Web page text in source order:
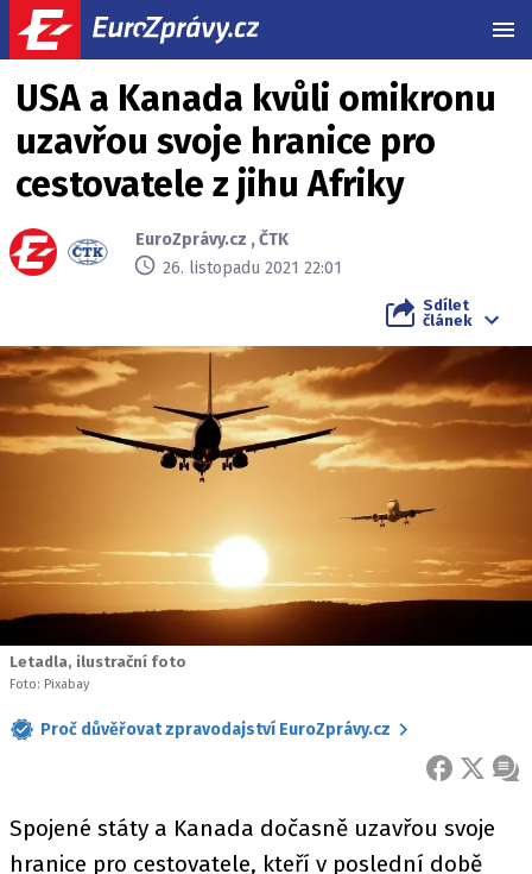
USA a Kanada kvůli omikronu
uzavřou svoje hranice pro
cestovatele z jihu Afriky
EuroZprávy.cz ,ČTK
26. listopadu 2021 22:01
Sdílet
článek
Letadla, ilustrační foto
Foto: Pixabay
Proč důvěřovat zpravodajství EuroZprávy.cz
FACEBOOK
X
Spojené státy a Kanada dočasně uzavřou svoje
hranice pro cestovatele, kteří v poslední době